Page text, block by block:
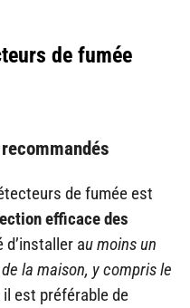
de fumée
de fumée est
efficace des
au moins un
la maison, y compris le
il est préférable de